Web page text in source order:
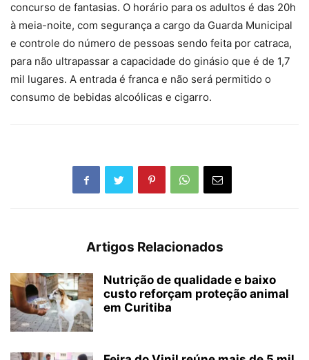
concurso de fantasias. O horário para os adultos é das 20h
à meia-noite, com segurança a cargo da Guarda Municipal
e controle do número de pessoas sendo feita por catraca,
para não ultrapassar a capacidade do ginásio que é de 1,7
mil lugares. A entrada é franca e não será permitido o
consumo de bebidas alcoólicas e cigarro.
Artigos Relacionados
Nutrição de qualidade e baixo
custo reforçam proteção animal
em Curitiba